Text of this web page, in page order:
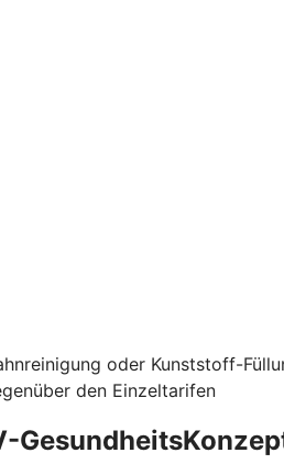
oder Kunststoff-
den Einzeltarifen